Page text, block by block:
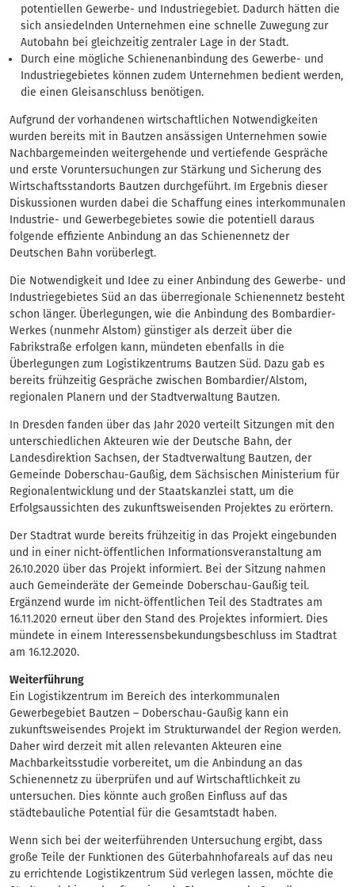
potentiellen Gewerbe- und Industriegebiet. Dadurch hätten die
sich ansiedelnden Unternehmen eine schnelle Zuwegung zur
Autobahn bei gleichzeitig zentraler Lage in der Stadt.
Durch eine mögliche Schienenanbindung des Gewerbe- und
Industriegebietes können zudem Unternehmen bedient werden,
die einen Gleisanschluss benötigen.
Aufgrund der vorhandenen wirtschaftlichen Notwendigkeiten
wurden bereits mit in Bautzen ansässigen Unternehmen sowie
Nachbargemeinden weitergehende und vertiefende Gespräche
und erste Voruntersuchungen zur Stärkung und Sicherung des
Wirtschaftsstandorts Bautzen durchgeführt. Im Ergebnis dieser
Diskussionen wurden dabei die Schaffung eines interkommunalen
Industrie- und Gewerbegebietes sowie die potentiell daraus
folgende effiziente Anbindung an das Schienennetz der
Deutschen Bahn vorüberlegt.
Die Notwendigkeit und Idee zu einer Anbindung des Gewerbe- und
Industriegebietes Süd an das überregionale Schienennetz besteht
schon länger. Überlegungen, wie die Anbindung des Bombardier-
Werkes (nunmehr Alstom) günstiger als derzeit über die
Fabrikstraße erfolgen kann, mündeten ebenfalls in die
Überlegungen zum Logistikzentrums Bautzen Süd. Dazu gab es
bereits frühzeitig Gespräche zwischen Bombardier/Alstom,
regionalen Planern und der Stadtverwaltung Bautzen.
In Dresden fanden über das Jahr 2020 verteilt Sitzungen mit den
unterschiedlichen Akteuren wie der Deutsche Bahn, der
Landesdirektion Sachsen, der Stadtverwaltung Bautzen, der
Gemeinde Doberschau-Gaußig, dem Sächsischen Ministerium für
Regionalentwicklung und der Staatskanzlei statt, um die
Erfolgsaussichten des zukunftsweisenden Projektes zu erörtern.
Der Stadtrat wurde bereits frühzeitig in das Projekt eingebunden
und in einer nicht-öffentlichen Informationsveranstaltung am
26.10.2020 über das Projekt informiert. Bei der Sitzung nahmen
auch Gemeinderäte der Gemeinde Doberschau-Gaußig teil.
Ergänzend wurde im nicht-öffentlichen Teil des Stadtrates am
16.11.2020 erneut über den Stand des Projektes informiert. Dies
mündete in einem Interessensbekundungsbeschluss im Stadtrat
am 16.12.2020.
Weiterführung
Ein Logistikzentrum im Bereich des interkommunalen
Gewerbegebiet Bautzen – Doberschau-Gaußig kann ein
zukunftsweisendes Projekt im Strukturwandel der Region werden.
Daher wird derzeit mit allen relevanten Akteuren eine
Machbarkeitsstudie vorbereitet, um die Anbindung an das
Schienennetz zu überprüfen und auf Wirtschaftlichkeit zu
untersuchen. Dies könnte auch großen Einfluss auf das
städtebauliche Potential für die Gesamtstadt haben.
Wenn sich bei der weiterführenden Untersuchung ergibt, dass
große Teile der Funktionen des Güterbahnhofareals auf das neu
zu errichtende Logistikzentrum Süd verlegen lassen, möchte die